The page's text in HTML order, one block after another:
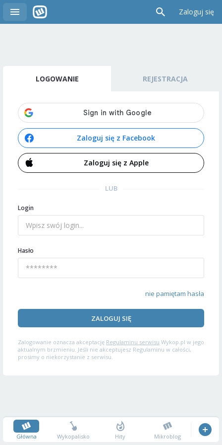
Zaloguj się
LOGOWANIE REJESTRACJA
Zaloguj się z Facebook
Zaloguj się z Apple
LUB
Login
Hasło
nie pamiętam hasła
ZALOGUJ SIĘ
Zalogowanie oznacza akceptację Regulaminu serwisu Wykop.pl w jego
aktualnym brzmieniu. Jeśli nie akceptujesz Regulaminu w całości,
prosimy o niekorzystanie z serwisu.
Główna Wykopalisko Hity Mikroblog